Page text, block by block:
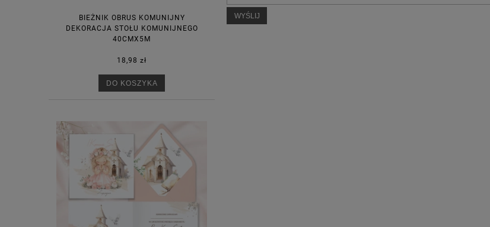
BIEŻNIK OBRUS KOMUNIJNY
DEKORACJA STOŁU KOMUNIJNEGO
40CMX5M
18,98 zł
DO KOSZYKA
WYŚLIJ